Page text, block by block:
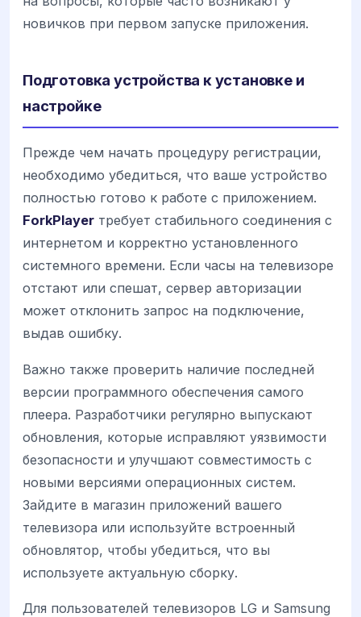
новичков при первом запуске приложения.
Подготовка устройства к установке и
настройке
Прежде чем начать процедуру регистрации,
необходимо убедиться, что ваше устройство
полностью готово к работе с приложением.
ForkPlayer требует стабильного соединения с
интернетом и корректно установленного
системного времени. Если часы на телевизоре
отстают или спешат, сервер авторизации
может отклонить запрос на подключение,
выдав ошибку.
Важно также проверить наличие последней
версии программного обеспечения самого
плеера. Разработчики регулярно выпускают
обновления, которые исправляют уязвимости
безопасности и улучшают совместимость с
новыми версиями операционных систем.
Зайдите в магазин приложений вашего
телевизора или используйте встроенный
обновлятор, чтобы убедиться, что вы
используете актуальную сборку.
Для пользователей телевизоров LG и Samsung